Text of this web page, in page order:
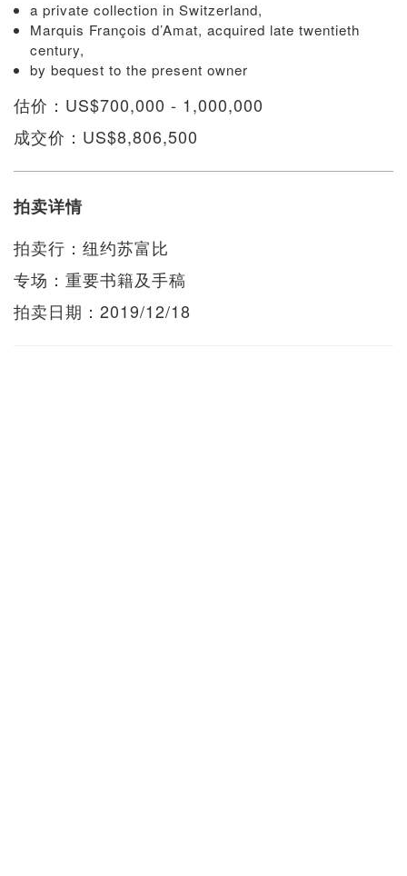
a private collection in Switzerland,
Marquis François d’Amat, acquired late twentieth
century,
by bequest to the present owner
估价：US$700,000 - 1,000,000
成交价：US$8,806,500
拍卖详情
拍卖行：纽约苏富比
专场：重要书籍及手稿
拍卖日期：2019/12/18